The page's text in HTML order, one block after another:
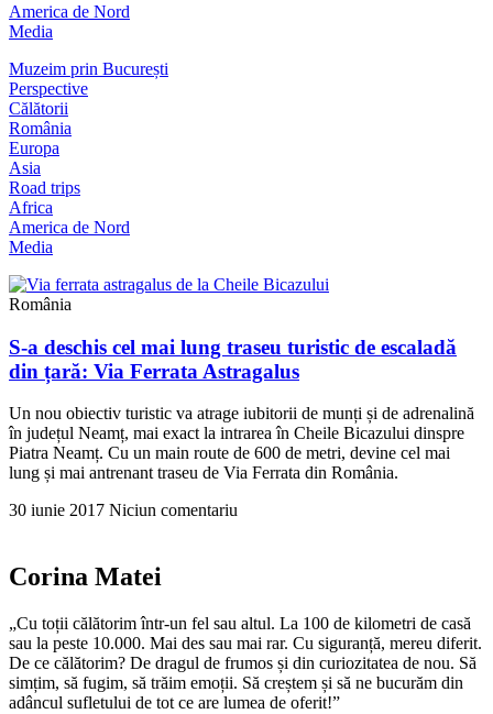
America de Nord
Media
Muzeim prin București
Perspective
Călătorii
România
Europa
Asia
Road trips
Africa
America de Nord
Media
România
S-a deschis cel mai lung traseu turistic de escaladă
din țară: Via Ferrata Astragalus
Un nou obiectiv turistic va atrage iubitorii de munți și de adrenalină
în județul Neamț, mai exact la intrarea în Cheile Bicazului dinspre
Piatra Neamț. Cu un main route de 600 de metri, devine cel mai
lung și mai antrenant traseu de Via Ferrata din România.
30 iunie 2017 Niciun comentariu
Corina Matei
„Cu toții călătorim într-un fel sau altul. La 100 de kilometri de casă
sau la peste 10.000. Mai des sau mai rar. Cu siguranță, mereu diferit.
De ce călătorim? De dragul de frumos și din curiozitatea de nou. Să
simțim, să fugim, să trăim emoții. Să creștem și să ne bucurăm din
adâncul sufletului de tot ce are lumea de oferit!”